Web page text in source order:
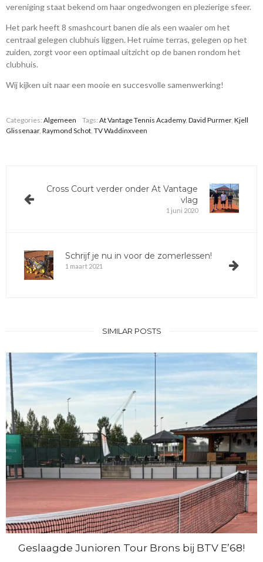
vereniging staat bekend om haar ongedwongen en plezierige sfeer.
Het park heeft 8 smashcourt banen die als een waaier om het
centraal gelegen clubhuis liggen. Het ruime terras, gelegen op het
zuiden, zorgt voor een optimaal uitzicht op de banen rondom het
clubhuis.
Wij kijken uit naar een mooie en succesvolle samenwerking!
Categories: Algemeen Tags: At Vantage Tennis Academy, David Purmer, Kjell
Glissenaar, Raymond Schot TV Waddinxveen
Cross Court verder onder At Vantage
vlag
1 juni 2020
Schrijf je nu in voor de zomerlessen!
1 maart 2021
SIMILAR POSTS
Geslaagde Junioren Tour Brons bij BTV E’68!